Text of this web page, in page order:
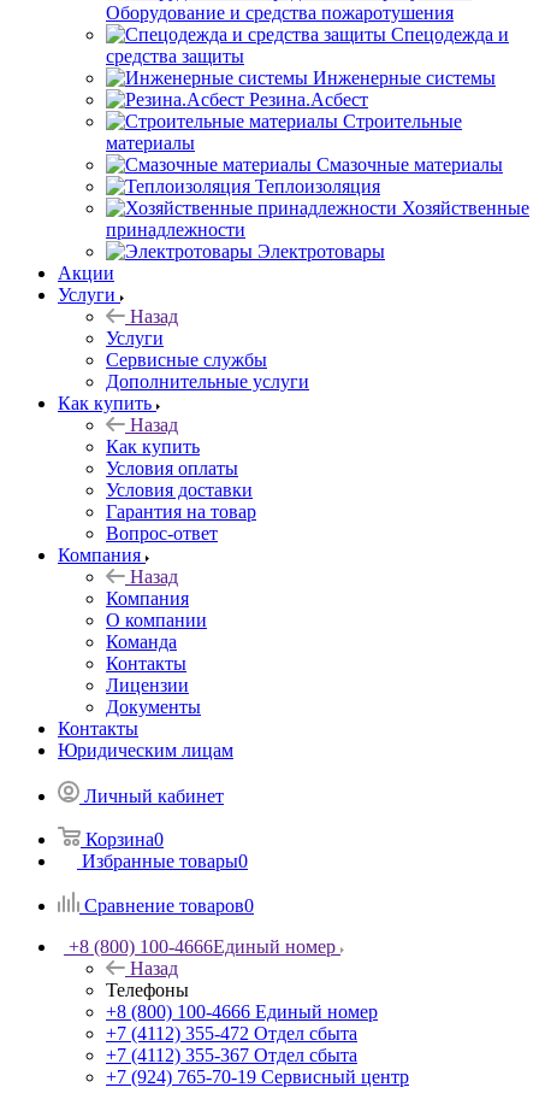
Оборудование и средства пожаротушения
Спецодежда и
средства защиты
Инженерные системы
Резина.Асбест
Строительные
материалы
Смазочные материалы
Теплоизоляция
Хозяйственные
принадлежности
Электротовары
Акции
Услуги
Назад
Услуги
Сервисные службы
Дополнительные услуги
Как купить
Назад
Как купить
Условия оплаты
Условия доставки
Гарантия на товар
Вопрос-ответ
Компания
Назад
Компания
О компании
Команда
Контакты
Лицензии
Документы
Контакты
Юридическим лицам
Личный кабинет
Корзина0
Избранные товары0
Сравнение товаров0
+8 (800) 100-4666Единый номер
Назад
Телефоны
+8 (800) 100-4666 Единый номер
+7 (4112) 355-472 Отдел сбыта
+7 (4112) 355-367 Отдел сбыта
+7 (924) 765-70-19 Сервисный центр